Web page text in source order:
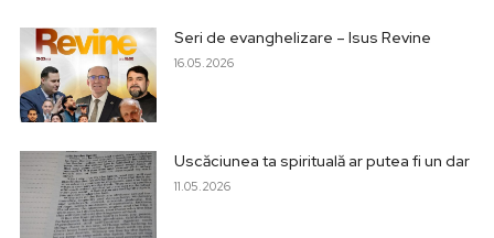
Seri de evanghelizare – Isus Revine
16.05.2026
Uscăciunea ta spirituală ar putea fi un dar
11.05.2026